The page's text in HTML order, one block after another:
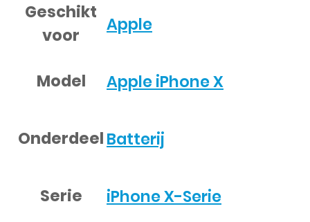
Geschikt
voor
Apple
Model Apple iPhone X
OnderdeelBatterij
Serie iPhone X-Serie